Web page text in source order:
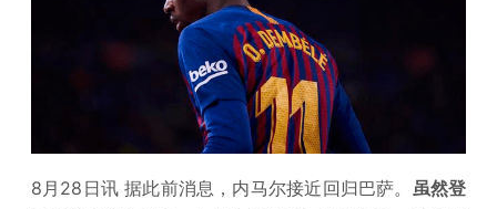
8月28日讯 据此前消息，内马尔接近回归巴萨。 虽然登